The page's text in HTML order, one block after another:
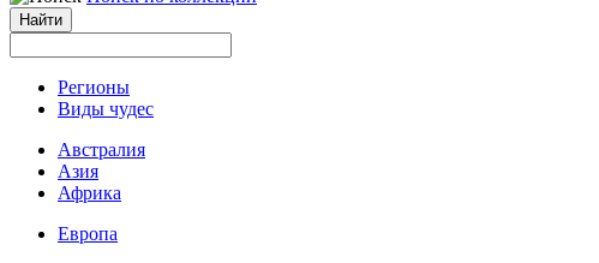
Регионы
Виды чудес
Австралия
Азия
Африка
Европа